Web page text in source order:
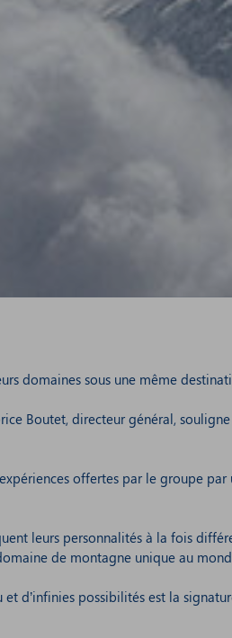
domaines sous une même
Boutet, directeur général,
offertes par le groupe par
leurs personnalités à la fois
de montagne unique au
d’infinies possibilités est la